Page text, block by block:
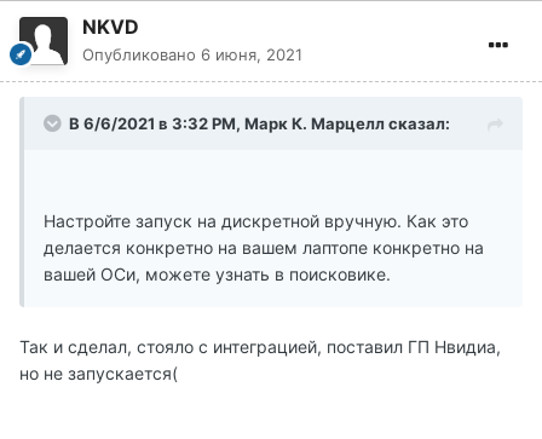
NKVD
Опубликовано 6 июня, 2021
В 6/6/2021 в 3:32 PM, Марк К. Марцелл сказал:
Настройте запуск на дискретной вручную. Как это
делается конкретно на вашем лаптопе конкретно на
вашей ОСи, можете узнать в поисковике.
Так и сделал, стояло с интеграцией, поставил ГП Нвидиа,
но не запускается(